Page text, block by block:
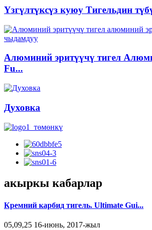
Үзгүлтүксүз куюу Тигельдин
Алюминий эритүүчү тигел
Fu...
Духовка
акыркы кабарлар
Кремний карбид тигель. Ultimate Gui...
05,09,25 16-июнь, 2017-жыл